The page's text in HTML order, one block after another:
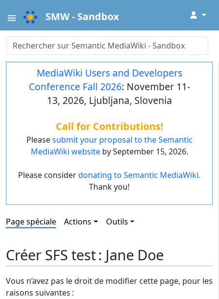
SMW - Sandbox ↓
MediaWiki Users and Developers
Conference Fall 2026: November 11-
13, 2026, Ljubljana, Slovenia
Call for Contributions!
Pleasesubmit your proposal to the Semantic
MediaWiki websiteby September 15, 2026.
Please considerdonating to Semantic MediaWiki.
Thank you!
Page spéciale Actions Outils
Créer SFS test : Jane Doe
Vous n’avez pas le droit de modifier cette page, pour les
raisons suivantes :